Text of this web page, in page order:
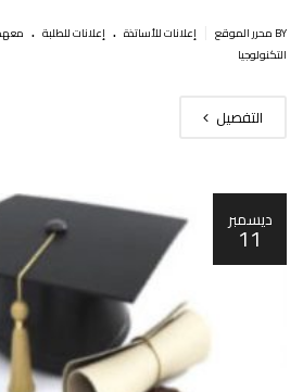
BY محرر الموقع إعلانات للأساتذة . إعلانات للطلبة .
التكنولوجيا
التفصيل
ديسمبر
11